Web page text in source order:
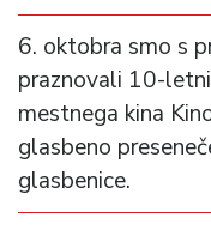
6. oktobra smo s
praznovali 10-
mestnega kina
glasbeno
glasbenice.